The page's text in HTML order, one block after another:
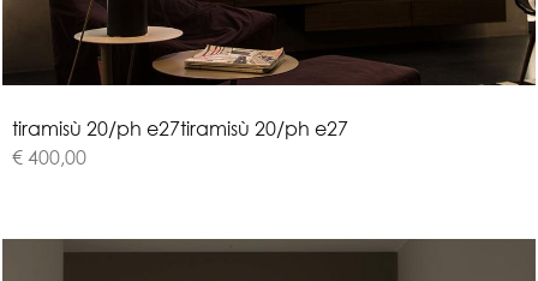
tiramisù 20/ph e27tiramisù 20/ph e27
€ 400,00